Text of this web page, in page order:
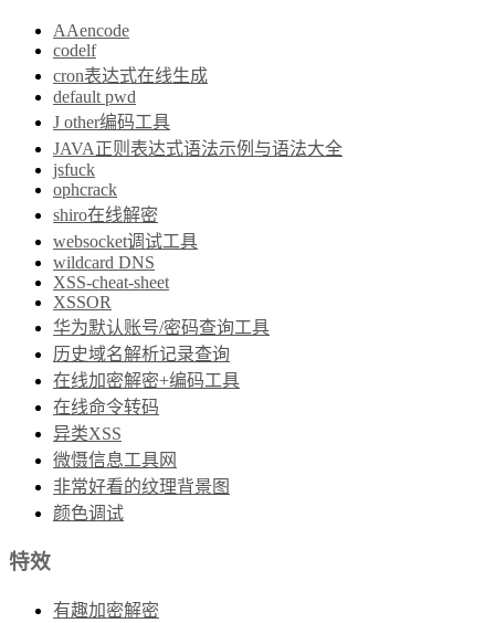
AAencode
codelf
cron表达式在线生成
default pwd
J other编码工具
JAVA正则表达式语法示例与语法大全
jsfuck
ophcrack
shiro在线解密
websocket调试工具
wildcard DNS
XSS-cheat-sheet
XSSOR
华为默认账号/密码查询工具
历史域名解析记录查询
在线加密解密+编码工具
在线命令转码
异类XSS
微慑信息工具网
非常好看的纹理背景图
颜色调试
特效
有趣加密解密